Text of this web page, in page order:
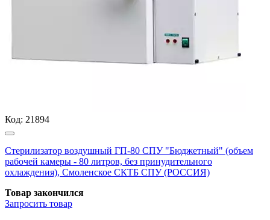
Код: 21894
Стерилизатор воздушный ГП-80 СПУ "Бюджетный" (объем
рабочей камеры - 80 литров, без принудительного
охлаждения), Смоленское СКТБ СПУ (РОССИЯ)
Товар закончился
Запросить товар